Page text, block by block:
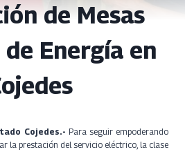
de Mesas
Energía en
Cojedes.- Para seguir empoderando
la prestación del servicio eléctrico, la clase